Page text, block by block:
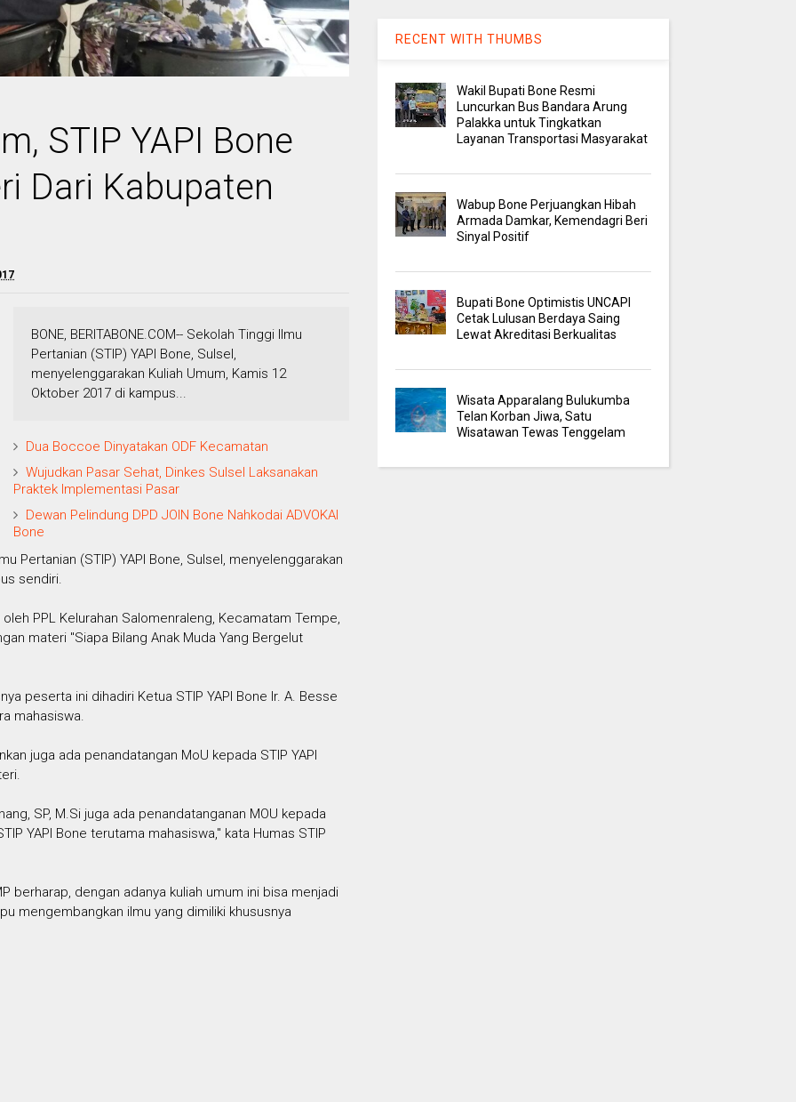
STIP YAPI Bone
Dari Kabupaten
BONE, BERITABONE.COM-- Sekolah Tinggi Ilmu
Pertanian (STIP) YAPI Bone, Sulsel,
menyelenggarakan Kuliah Umum, Kamis 12
Oktober 2017 di kampus...
Dua Boccoe Dinyatakan ODF Kecamatan
Wujudkan Pasar Sehat, Dinkes Sulsel Laksanakan
Praktek Implementasi Pasar
Dewan Pelindung DPD JOIN Bone Nahkodai ADVOKAI
Bone
Pertanian (STIP) YAPI Bone, Sulsel, menyelenggarakan
sendiri.
PPL Kelurahan Salomenraleng, Kecamatam Tempe,
materi "Siapa Bilang Anak Muda Yang Bergelut
peserta ini dihadiri Ketua STIP YAPI Bone Ir. A. Besse
mahasiswa.
juga ada penandatangan MoU kepada STIP YAPI
SP, M.Si juga ada penandatanganan MOU kepada
YAPI Bone terutama mahasiswa," kata Humas STIP
berharap, dengan adanya kuliah umum ini bisa menjadi
mengembangkan ilmu yang dimiliki khususnya
RECENT WITH THUMBS
Wakil Bupati Bone Resmi
Luncurkan Bus Bandara Arung
Palakka untuk Tingkatkan
Layanan Transportasi Masyarakat
Wabup Bone Perjuangkan Hibah
Armada Damkar, Kemendagri Beri
Sinyal Positif
Bupati Bone Optimistis UNCAPI
Cetak Lulusan Berdaya Saing
Lewat Akreditasi Berkualitas
Wisata Apparalang Bulukumba
Telan Korban Jiwa, Satu
Wisatawan Tewas Tenggelam